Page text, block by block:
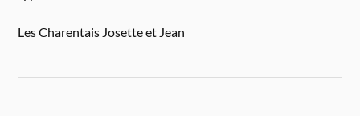
Les Charentais Josette et Jean